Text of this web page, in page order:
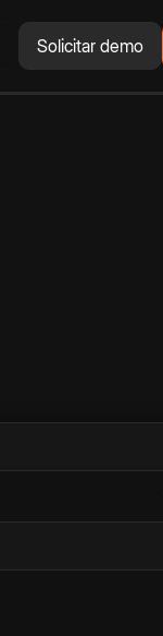
Solicitar demo